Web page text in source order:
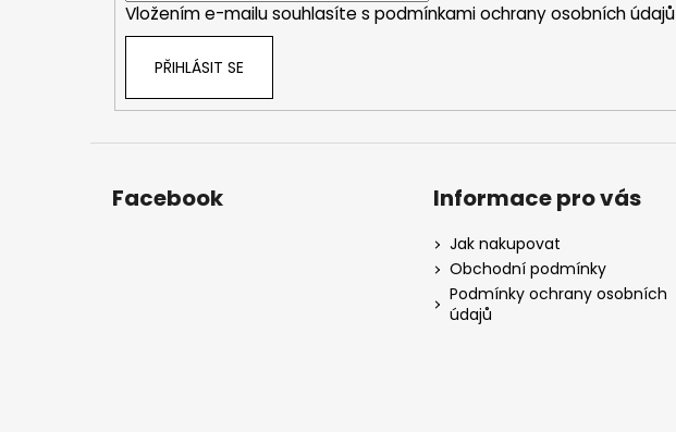
Vložením e-mailu souhlasíte s podmínkami ochrany osobních údajů
PŘIHLÁSIT SE
Facebook Informace pro vás
Jak nakupovat
Obchodní podmínky
Podmínky ochrany osobních
údajů